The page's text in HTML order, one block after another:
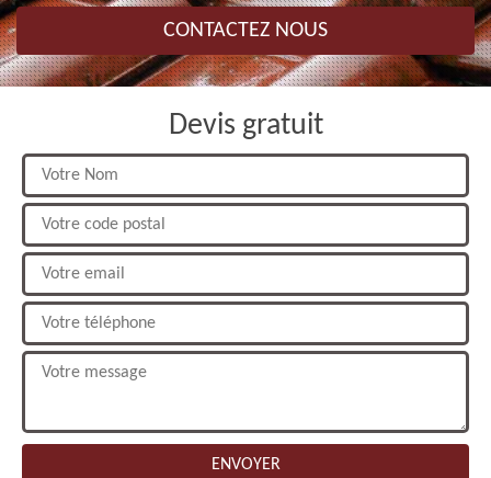
CONTACTEZ NOUS
Devis gratuit